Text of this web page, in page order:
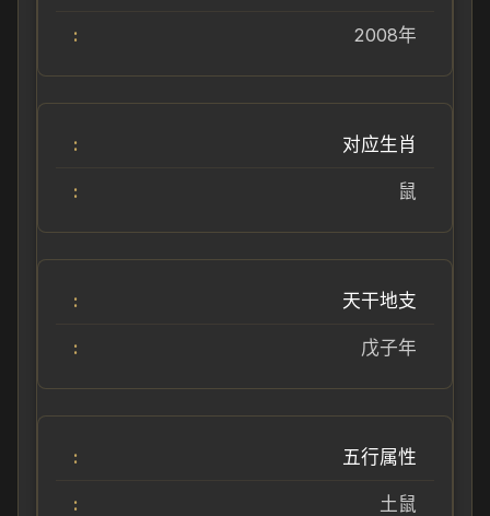
2008年
对应生肖
鼠
天干地支
戊子年
五行属性
土鼠